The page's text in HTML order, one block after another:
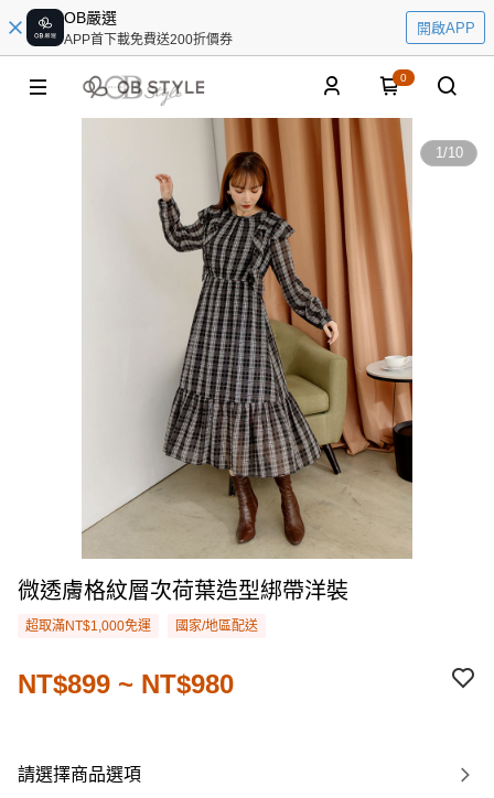
OB嚴選
APP首下載免費送200折價券
開啟APP
0
1/10
微透膚格紋層次荷葉造型綁帶洋裝
超取滿NT$1,000免運 國家/地區配送
NT$899 ~ NT$980
請選擇商品選項